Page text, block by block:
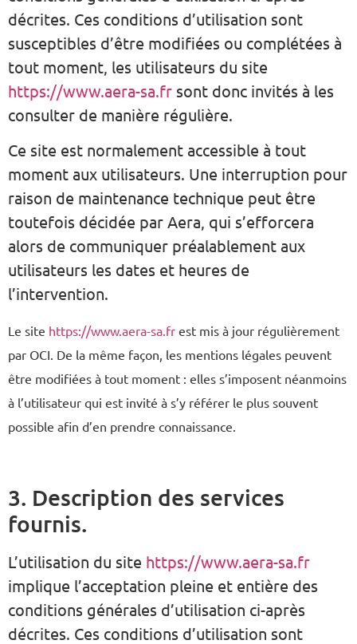
décrites. Ces conditions d’utilisation sont
susceptibles d’être modifiées ou complétées à
tout moment, les utilisateurs du site
https://www.aera-sa.fr sont donc invités à les
consulter de manière régulière.
Ce site est normalement accessible à tout
moment aux utilisateurs. Une interruption pour
raison de maintenance technique peut être
toutefois décidée par Aera, qui s’efforcera
alors de communiquer préalablement aux
utilisateurs les dates et heures de
l’intervention.
Le site https://www.aera-sa.fr est mis à jour régulièrement
par OCI. De la même façon, les mentions légales peuvent
être modifiées à tout moment : elles s’imposent néanmoins
à l’utilisateur qui est invité à s’y référer le plus souvent
possible afin d’en prendre connaissance.
3. Description des services
fournis.
L’utilisation du site https://www.aera-sa.fr
implique l’acceptation pleine et entière des
conditions générales d’utilisation ci-après
décrites. Ces conditions d’utilisation sont